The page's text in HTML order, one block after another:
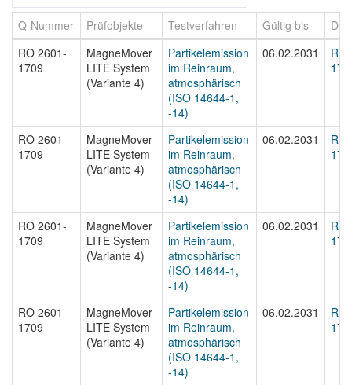
Q-Nummer Prüfobjekte Testverfahren Gültig bis
RO 2601-
1709
MagneMover
LITE System
(Variante 4)
Partikelemission
im Reinraum,
atmosphärisch
(ISO 14644-1,
-14)
06.02.2031
RO
RO 2601-
1709
MagneMover
LITE System
(Variante 4)
Partikelemission
im Reinraum,
atmosphärisch
(ISO 14644-1,
-14)
06.02.2031
RO
RO 2601-
1709
MagneMover
LITE System
(Variante 4)
Partikelemission
im Reinraum,
atmosphärisch
(ISO 14644-1,
-14)
06.02.2031
RO
RO 2601-
1709
MagneMover
LITE System
(Variante 4)
Partikelemission
im Reinraum,
atmosphärisch
(ISO 14644-1,
-14)
06.02.2031
RO